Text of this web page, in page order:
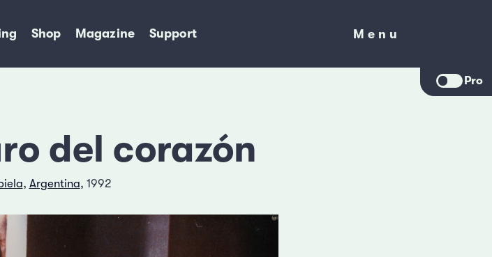
Shop Magazine Support
Menu
Menu
Pro
del corazón
, Argentina, 1992